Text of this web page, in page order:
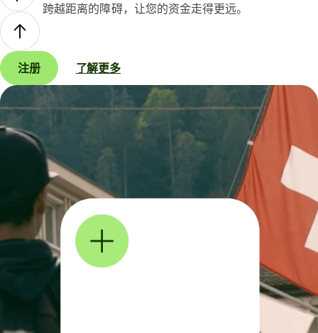
跨越距离的障碍，让您的资金走得更远。
注册 了解更多